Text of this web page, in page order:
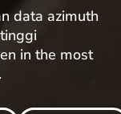
data azimuth
in the most